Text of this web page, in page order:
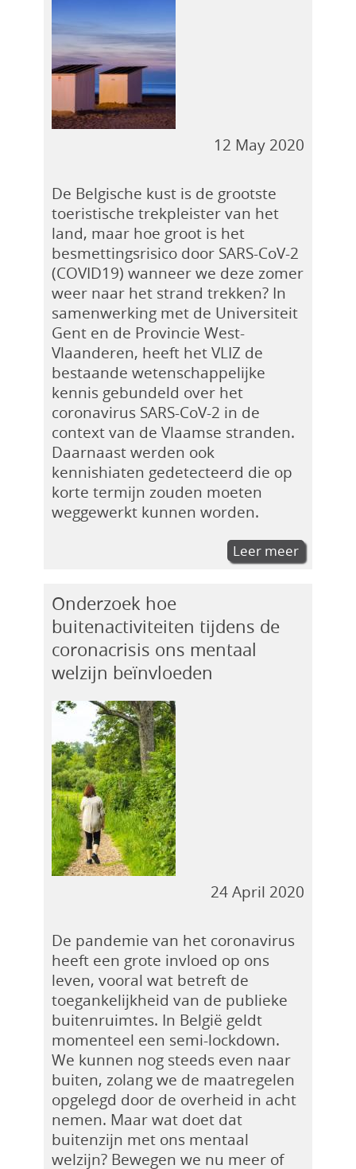
12 May 2020
De Belgische kust is de grootste
toeristische trekpleister van het
land, maar hoe groot is het
besmettingsrisico door SARS-CoV-2
(COVID19) wanneer we deze zomer
weer naar het strand trekken? In
samenwerking met de Universiteit
Gent en de Provincie West-
Vlaanderen, heeft het VLIZ de
bestaande wetenschappelijke
kennis gebundeld over het
coronavirus SARS-CoV-2 in de
context van de Vlaamse stranden.
Daarnaast werden ook
kennishiaten gedetecteerd die op
korte termijn zouden moeten
weggewerkt kunnen worden.
Leer meer
Onderzoek hoe
buitenactiviteiten tijdens de
coronacrisis ons mentaal
welzijn beïnvloeden
24 April 2020
De pandemie van het coronavirus
heeft een grote invloed op ons
leven, vooral wat betreft de
toegankelijkheid van de publieke
buitenruimtes. In België geldt
momenteel een semi-lockdown.
We kunnen nog steeds even naar
buiten, zolang we de maatregelen
opgelegd door de overheid in acht
nemen. Maar wat doet dat
buitenzijn met ons mentaal
welzijn? Bewegen we nu meer of